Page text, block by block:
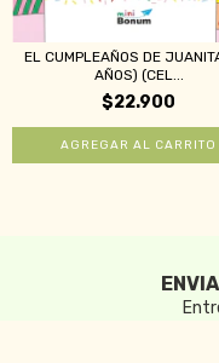
EL CUMPLEAÑOS DE
AÑOS) (CEL...
$22.900